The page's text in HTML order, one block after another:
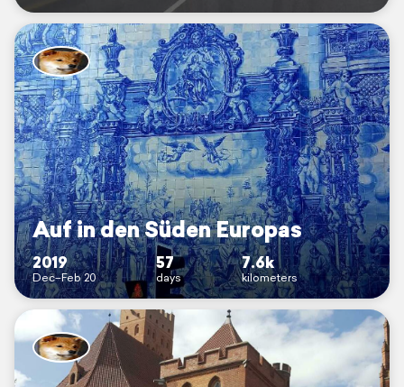
Auf in den Süden Europas
2019
Dec–Feb 20
57
days
7.6k
kilometers